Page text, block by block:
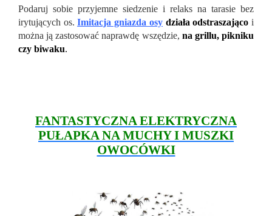
Podaruj sobie przyjemne siedzenie i relaks na tarasie bez
irytujących os.Imitacja gniazda osy działa odstraszająco i
można ją zastosować naprawdę wszędzie, na grillu, pikniku
czy biwaku.
FANTASTYCZNA ELEKTRYCZNA
PUŁAPKA NA MUCHY I MUSZKI
OWOCÓWKI